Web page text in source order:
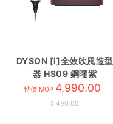
DYSON [i]全效吹風造型
器 HS09 鋼曜紫
特價 MOP 4,990.00
5,490.00